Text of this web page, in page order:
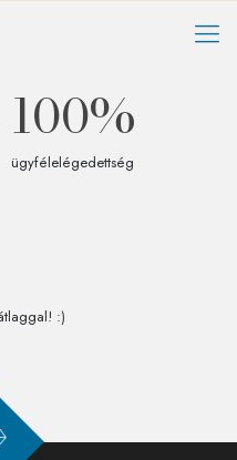
100%
ügyfélelégedettség
:)